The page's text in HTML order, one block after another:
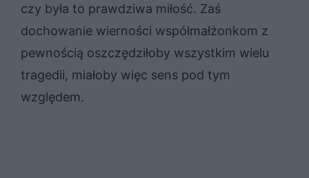
czy była to prawdziwa miłość. Zaś
dochowanie wierności współmałżonkom z
pewnością oszczędziłoby wszystkim wielu
tragedii, miałoby więc sens pod tym
względem.